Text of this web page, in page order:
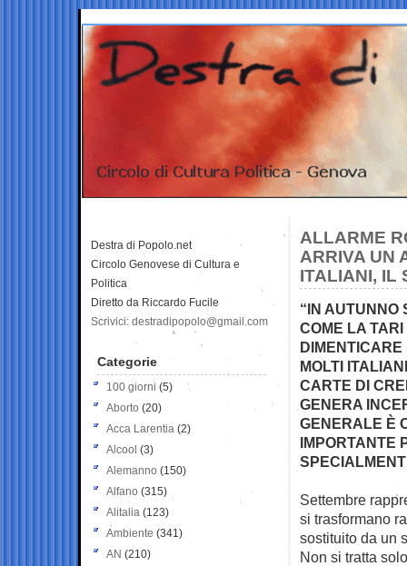
ALLARME
ARRIVA UN
ITALIANI, IL
“IN AUTUNNO
COME LA
MOLTI
CARTE DI
GENERA
GENERALE È
IMPORTANTE
Settembre
si trasformano
sostituito da un
Non si tratta
Destra di Popolo.net
Circolo Genovese di Cultura e
Politica
Diretto da Riccardo Fucile
Scrivici: destradipopolo@gmail.com
Categorie
100 giorni (5)
Aborto (20)
Acca Larentia (2)
Alcool (3)
Alemanno (150)
Alfano (315)
Alitalia (123)
Ambiente (341)
AN (210)